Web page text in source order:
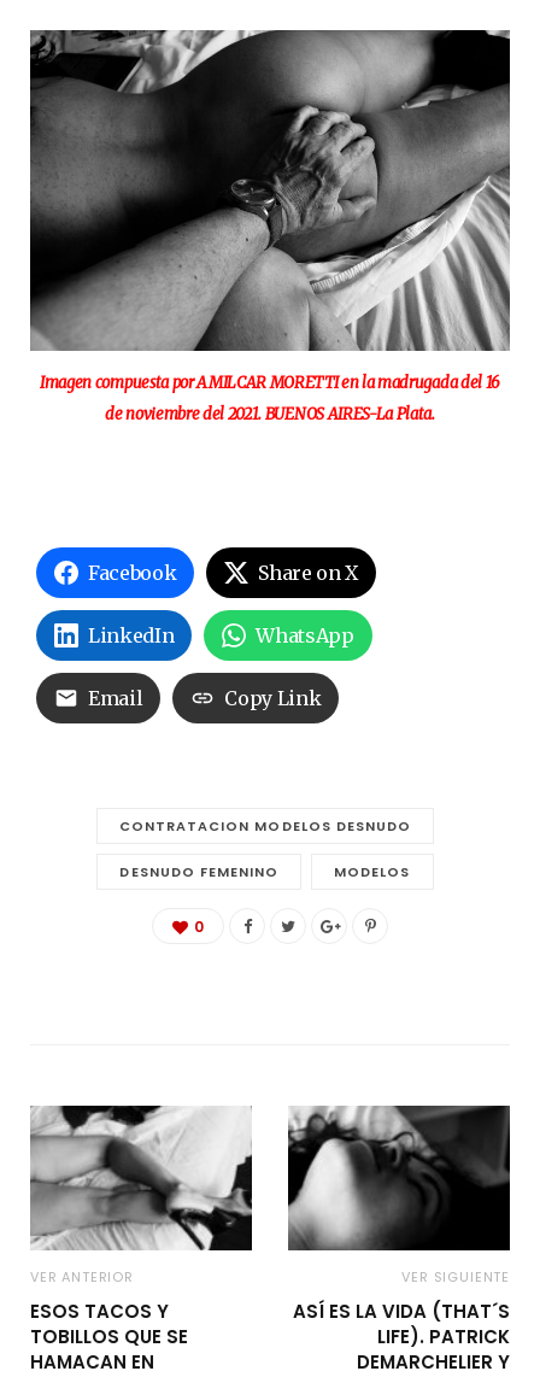
Imagen compuesta por AMILCAR MORETTI en la madrugada del 16
de noviembre del 2021. BUENOS AIRES-La Plata.
Facebook Share on X
LinkedIn WhatsApp
Email Copy Link
CONTRATACION MODELOS DESNUDO
DESNUDO FEMENINO MODELOS
0
VER ANTERIOR
ESOS TACOS Y
TOBILLOS QUE SE
HAMACAN EN
VER SIGUIENTE
ASÍ ES LA VIDA (THAT´S
LIFE). PATRICK
DEMARCHELIER Y